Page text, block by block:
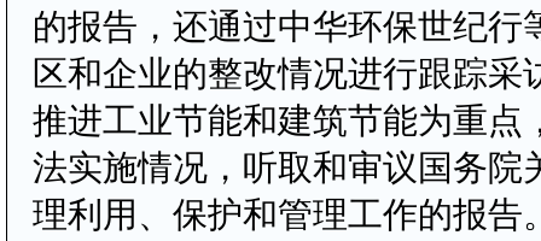
的报告，还通过中华环保世纪行
区和企业的整改情况进行跟踪采
推进工业节能和建筑节能为重点
法实施情况，听取和审议国务院
理利用、保护和管理工作的报告